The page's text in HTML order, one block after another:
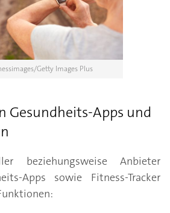
Getty Images Plus
Gesundheits-Apps und
beziehungsweise Anbieter
Apps sowie Fitness-Tracker